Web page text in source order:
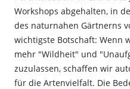
Workshops abgehalten, in
des naturnahen Gärtnerns
wichtigste Botschaft: Wenn
mehr "Wildheit" und
zuzulassen, schaffen wir
für die Artenvielfalt. Die